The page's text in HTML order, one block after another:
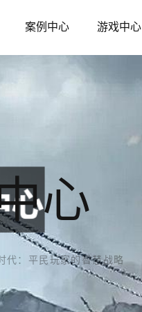
案例中心 游戏中心
心
代：平民玩家的智慧战略